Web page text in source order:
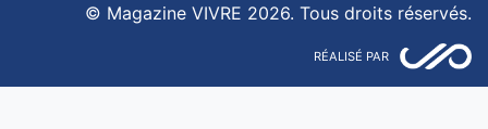
© Magazine VIVRE 2026. Tous droits réservés.
RÉALISÉ PAR